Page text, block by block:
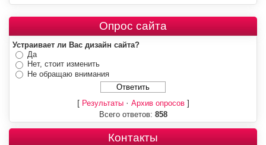
Опрос сайта
Устраивает ли Вас дизайн сайта?
Да
Нет, стоит изменить
Не обращаю внимания
[ Результаты· Архив опросов]
Всего ответов: 858
Контакты